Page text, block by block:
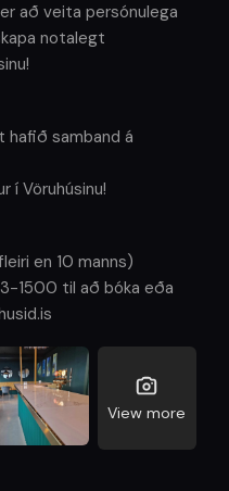
að veita persónulega
notalegt
hafið samband á
í Vöruhúsinu!
en 10 manns)
1500 til að bóka eða
View more